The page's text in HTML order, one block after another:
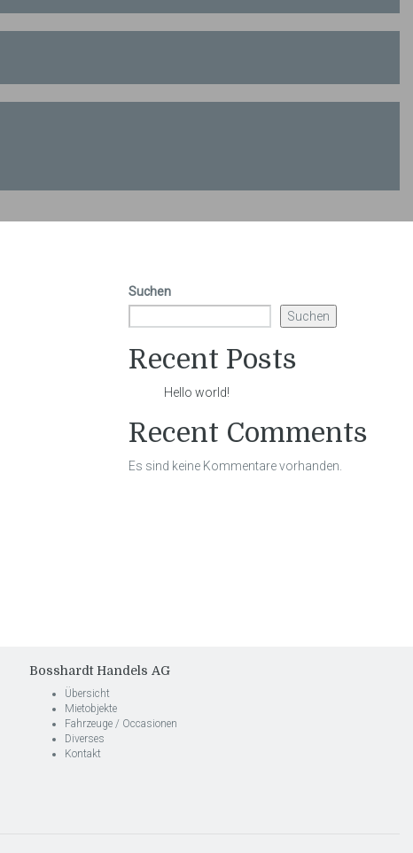
Suchen
Suchen
Recent Posts
Hello world!
Recent Comments
Es sind keine Kommentare vorhanden.
Bosshardt Handels AG
Übersicht
Mietobjekte
Fahrzeuge / Occasionen
Diverses
Kontakt